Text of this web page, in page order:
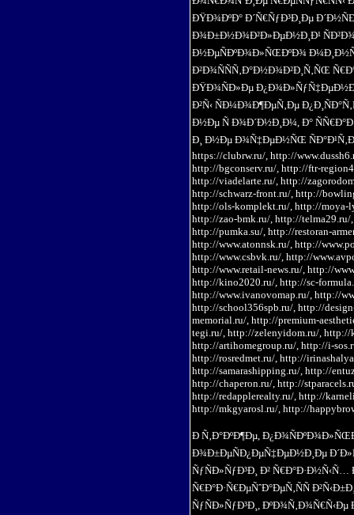
ÐŸÐ¾ÐºÐ° Ð´Ñ€ÑƒÐ³Ð¸Ðµ
Ð¾Ð±Ð½Ð¾Ð²Ð»ÐµÐ½Ð¸Ð¹
Ð½ÐµÑÐºÐ¾Ð»ÑŒÐºÐ¾
Ð²Ð¾ÑÑÑ‚Ð°Ð½Ð¾Ð²Ð¸Ñ‚ÑŒ
ÐŸÐ¾ÑÐ»Ðµ
Ð²Ñ‹ ÑÐ¼Ð¾Ð¶ÐµÑ‚Ðµ
Ð½Ðµ Ñ Ð¾Ð´Ð½Ð¸Ð¼, Ð°
Ð¸ Ð½Ðµ Ð¾Ñ‡ÐµÐ½ÑŒ
https://clubrw.ru/, http://
http://bgconserv.ru/, http://ftr-
http://viadelarte.ru/, http://
http://schwarz-front.ru/, http://
http://ols-komplekt.ru/, http://moya-
http://zao-bmk.ru/, http://
http://pumka.su/, http://restoran-
http://www.atonnsk.ru/, http://
http://www.csbvk.ru/, http://
http://www.retail-news.ru/, http://
http://kino2020.ru/, http://sc-
http://www.ivanovomap.ru/, http://
http://school356spb.ru/, http://
memorial.ru/, http://premium-
tegi.ru/, http://zelenyidom.ru/,
http://artihomegroup.ru/, http://i-
http://rosredmet.ru/, http://
http://samarashipping.ru/, http://
http://chaperon.ru/, http://
http://redapplerealty.ru/, http://
http://mkgyarosl.ru/, http://
Ð Ñ‚Ð°ÐºÐ¶Ðµ,
Ð¾Ð±ÐµÑÐ¿ÐµÑ‡ÐµÐ½Ð¸Ðµ
ÑƒÑÐ»ÑƒÐ³Ð¸ Ð²
Ñ€Ð°Ð·Ñ€ÐµÑˆÐ°ÐµÑ‚ÑÑ
ÑƒÑÐ»ÑƒÐ³Ð¸,